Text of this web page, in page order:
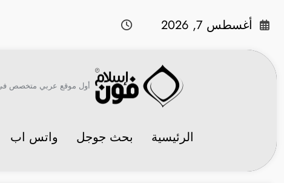
أغسطس 7, 2026
أول موقع عربي متخصص في
الرئيسية بحث جوجل واتس اب